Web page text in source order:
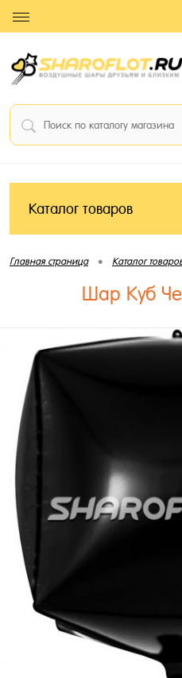
Каталог товаров
Главная страница • Каталог
Шар Куб